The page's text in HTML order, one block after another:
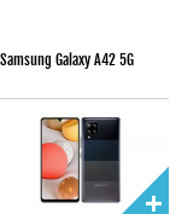
Samsung Galaxy A42 5G